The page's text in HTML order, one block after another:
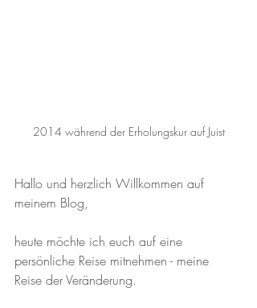
2014 während der Erholungskur auf Juist
Hallo und herzlich Willkommen auf
meinem Blog,
heute möchte ich euch auf eine
persönliche Reise mitnehmen - meine
Reise der Veränderung.